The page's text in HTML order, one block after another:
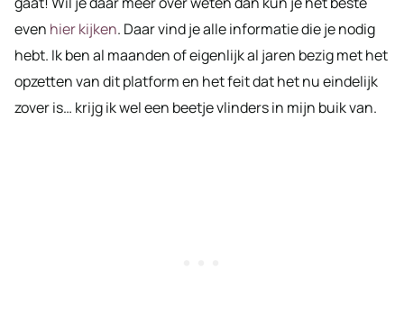
even hier kijken. Daar vind je alle informatie die je nodig
hebt. Ik ben al maanden of eigenlijk al jaren bezig met het
opzetten van dit platform en het feit dat het nu eindelijk
zover is… krijg ik wel een beetje vlinders in mijn buik van.